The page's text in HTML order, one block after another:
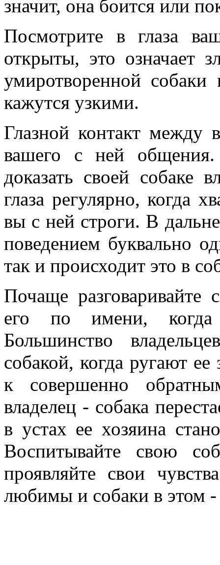
значит, она боится или
Посмотрите в глаза
открыты, это означает
умиротворенной
кажутся узкими.
Глазной контакт между
вашего с ней
доказать своей собаке
глаза регулярно, когда
вы с ней строги. В
поведением буквально
так и происходит это в
Почаще разговаривайте
его по имени,
Большинство
собакой, когда ругают
к совершенно
владелец - собака
в устах ее хозяина
Воспитывайте свою
проявляйте свои
любимы и собаки в этом